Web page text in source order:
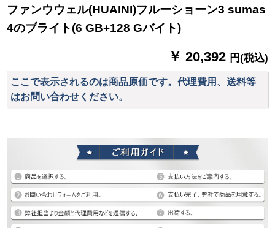
ファンウウェル(HUAINI)フルーショーン3 sumas
4のブライト(6 GB+128 Gバイト)
￥ 20,392 円(税込)
ここで表示されるのは商品原価です。代理費用、送料等
はお問い合わせください。